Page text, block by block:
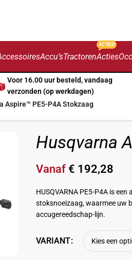
Accu’sTractorenActies
ACTIES!
Voor 16.00 uur besteld, vandaag
verzonden (op werkdagen)
Aspire™ PE5-P4A Stokzaag
Husqvarna
Vanaf € 192,28
HUSQVARNA PE5-P4A is
stoksnoeizaag, waarmee uw
accugereedschap-lijn.
VARIANT